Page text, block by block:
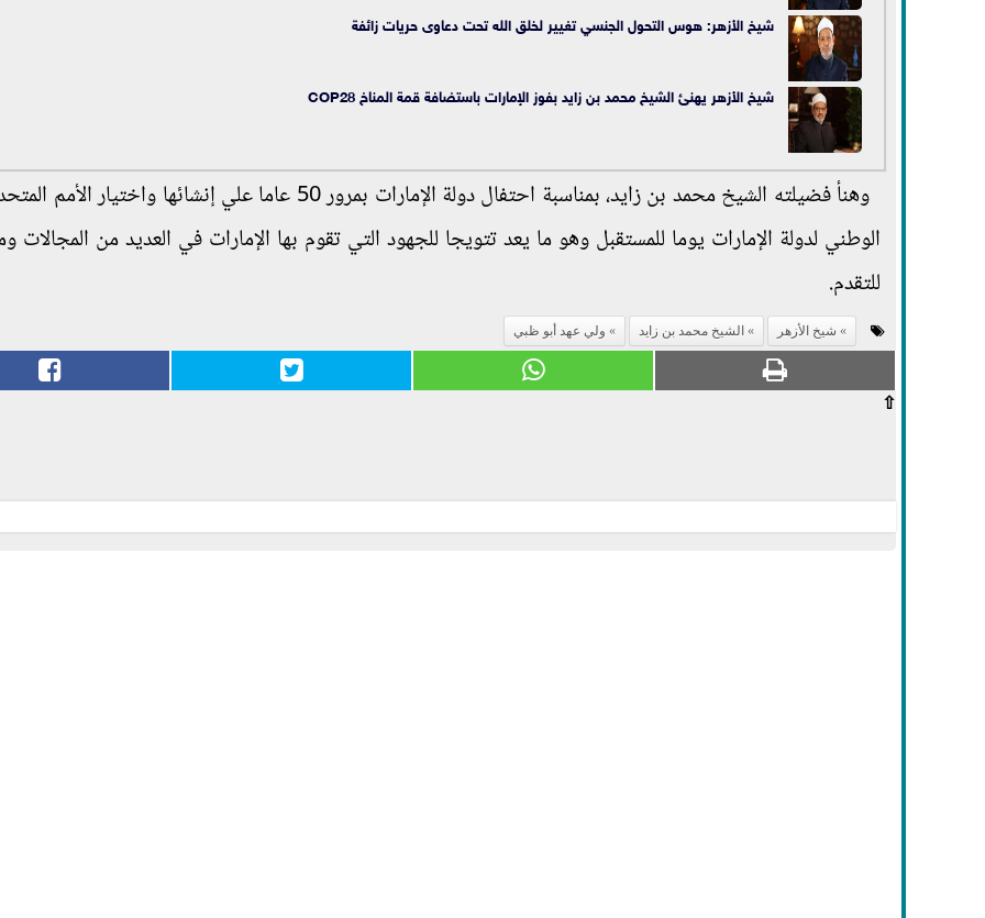
شيخ الأزهر: هوس التحول الجنسي تغيير لخلق الله تحت دعاوى حريات زائفة
شيخ الأزهر يهنئ الشيخ محمد بن زايد بفوز الإمارات باستضافة قمة المناخ COP28
وهنأ فضيلته الشيخ محمد بن زايد، بمناسبة احتفال دولة الإمارات بمرور 50 عاما علي إنشائها
الوطني لدولة الإمارات يوما للمستقبل وهو ما يعد تتويجا للجهود التي تقوم بها الإمارات في العديد من المجالات
للتقدم.
شيخ الأزهر الشيخ محمد بن زايد ولي عهد أبو ظبي
⇧